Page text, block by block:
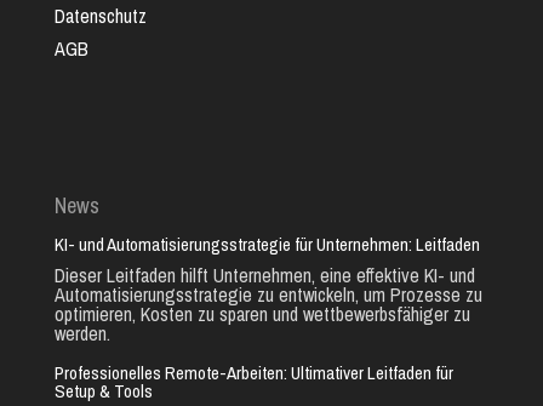
Datenschutz
AGB
News
KI- und Automatisierungsstrategie für Unternehmen: Leitfaden
Dieser Leitfaden hilft Unternehmen, eine effektive KI- und
Automatisierungsstrategie zu entwickeln, um Prozesse zu
optimieren, Kosten zu sparen und wettbewerbsfähiger zu
werden.
Professionelles Remote-Arbeiten: Ultimativer Leitfaden für
Setup & Tools